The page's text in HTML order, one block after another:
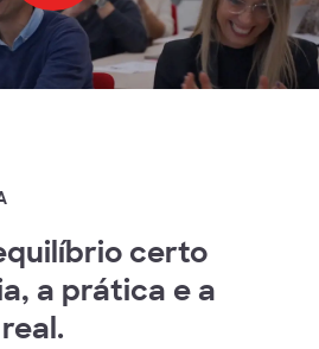
certo
a prática e a